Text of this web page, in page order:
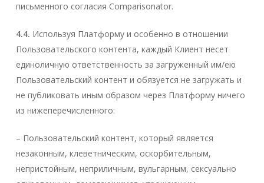
письменного согласия Comparisonator.
4.4. Используя Платформу и особенно в отношении
Пользовательского контента, каждый Клиент несет
единоличную ответственность за загруженный им/ею
Пользовательский контент и обязуется не загружать и
не публиковать иным образом через Платформу ничего
из нижеперечисленного:
– Пользовательский контент, который является
незаконным, клеветническим, оскорбительным,
непристойным, неприличным, вульгарным, сексуально